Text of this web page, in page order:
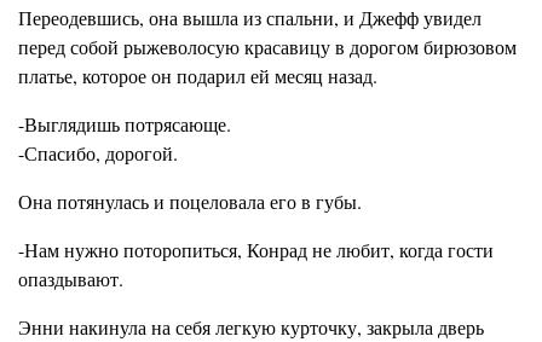
Переодевшись, она вышла из спальни, и Джефф увидел
перед собой рыжеволосую красавицу в дорогом бирюзовом
платье, которое он подарил ей месяц назад.
-Выглядишь потрясающе.
-Спасибо, дорогой.
Она потянулась и поцеловала его в губы.
-Нам нужно поторопиться, Конрад не любит, когда гости
опаздывают.
Энни накинула на себя легкую курточку, закрыла дверь